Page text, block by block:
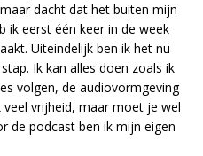
dacht dat het buiten mijn
ik eerst één keer in de week
Uiteindelijk ben ik het nu
Ik kan alles doen zoals ik
volgen, de audiovormgeving
veel vrijheid, maar moet je wel
de podcast ben ik mijn eigen